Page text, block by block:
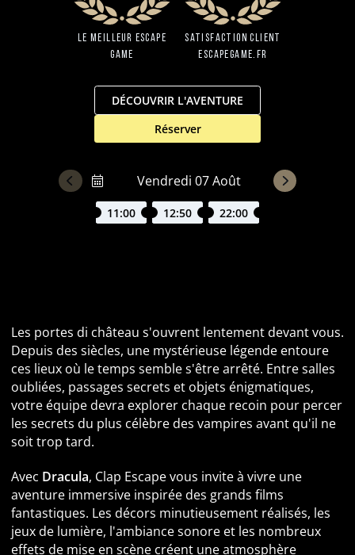
Le Meilleur Escape
Game
Satisfaction client
EscapeGame.fr
DÉCOUVRIR L'AVENTURE
Réserver
11:00 12:50 22:00
Les portes di château s'ouvrent lentement devant vous.
Depuis des siècles, une mystérieuse légende entoure
ces lieux où le temps semble s'être arrêté. Entre salles
oubliées, passages secrets et objets énigmatiques,
votre équipe devra explorer chaque recoin pour percer
les secrets du plus célèbre des vampires avant qu'il ne
soit trop tard.
Avec Dracula, Clap Escape vous invite à vivre une
aventure immersive inspirée des grands films
fantastiques. Les décors minutieusement réalisés, les
jeux de lumière, l'ambiance sonore et les nombreux
effets de mise en scène créent une atmosphère